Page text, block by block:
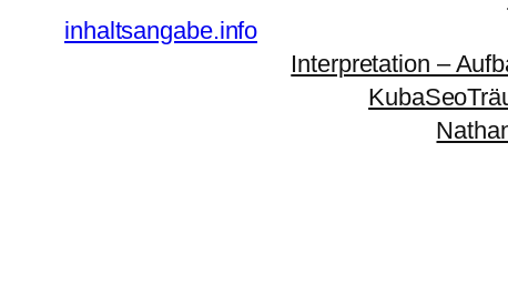
inhaltsangabe.info
Interpretation –